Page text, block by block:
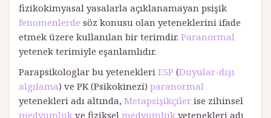
fizikokimyasal yasalarla açıklanamayan psişik
fenomenlerde söz konusu olan yeteneklerini ifade
etmek üzere kullanılan bir terimdir. Paranormal
yetenek terimiyle eşanlamlıdır.
Parapsikologlar bu yetenekleri ESP (Duyular-dışı
algılama) ve PK (Psikokinezi) paranormal
yetenekleri adı altında, Metapsişikçiler ise zihinsel
medyumluk ve fiziksel medyumluk yetenekleri adı